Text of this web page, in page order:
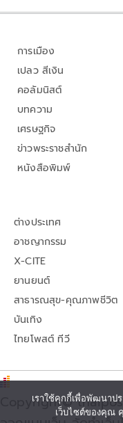
การเมือง
เปลว สีเงิน
คอลัมนิสต์
บทความ
เศรษฐกิจ
ข่าวพระราชสำนัก
หนังสือพิมพ์
ต่างประเทศ
อาชญากรรม
X-CITE
ยานยนต์
สาธารณสุข-คุณภาพชีวิต
บันเทิง
ไทยโพสต์ ทีวี
Copyright©
เราใช้คุกกี้เพื่อพัฒนาป
เว็บไซต์ของคุณ